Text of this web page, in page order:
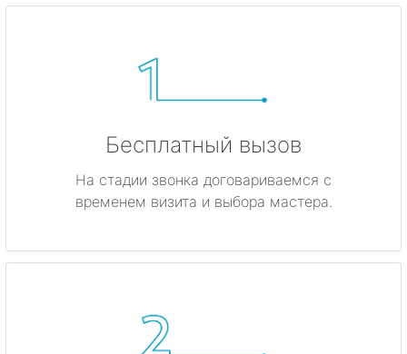
Бесплатный вызов
На стадии звонка договариваемся с
временем визита и выбора мастера.